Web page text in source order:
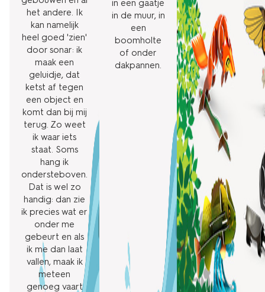
het andere. Ik
kan namelijk
heel goed 'zien'
door sonar: ik
maak een
geluidje, dat
ketst af tegen
een object en
komt dan bij mij
terug. Zo weet
ik waar iets
staat. Soms
hang ik
ondersteboven.
Dat is wel zo
handig: dan zie
ik precies wat er
onder me
gebeurt en als
ik me dan laat
vallen, maak ik
meteen
genoeg vaart
in een gaatje
in de muur, in
een
boomholte
of onder
dakpannen.